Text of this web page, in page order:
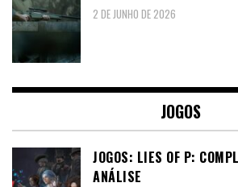
2 DE JUNHO DE 2026
JOGOS
JOGOS: LIES OF P:
ANÁLISE